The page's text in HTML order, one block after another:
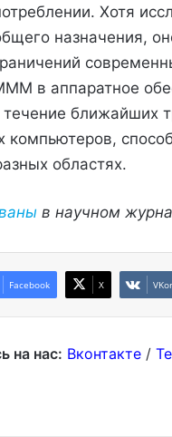
Хотя
назначения,
в аппаратное
ближайших
компьютеров,
областях.
в научном
Facebook X
на нас: Вконтакте/